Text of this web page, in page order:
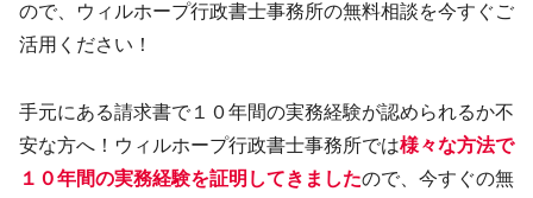
ので、ウィルホープ行政書士事務所の無料相談を今すぐご
活用ください！
手元にある請求書で１０年間の実務経験が認められるか不
安な方へ！ウィルホープ行政書士事務所では様々な方法で
１０年間の実務経験を証明してきましたので、今すぐの無